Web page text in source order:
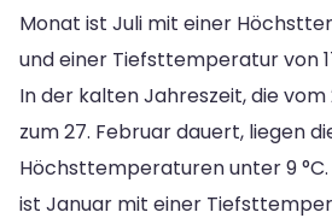
Monat ist Juli mit einer
und einer Tiefsttemperatur von
In der kalten Jahreszeit, die
zum 27. Februar dauert, liegen
Höchsttemperaturen unter 9
ist Januar mit einer